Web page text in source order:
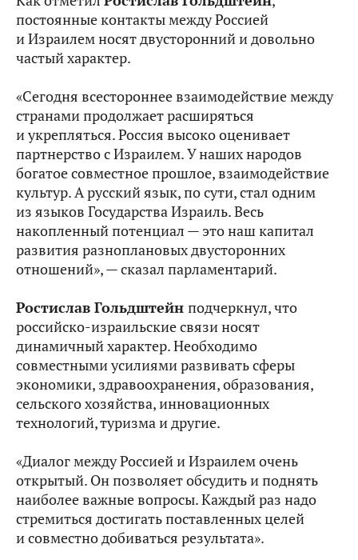
постоянные контакты между Россией
и Израилем носят двусторонний и довольно
частый характер.
«Сегодня всестороннее взаимодействие между
странами продолжает расширяться
и укрепляться. Россия высоко оценивает
партнерство с Израилем. У наших народов
богатое совместное прошлое, взаимодействие
культур. А русский язык, по сути, стал одним
из языков Государства Израиль. Весь
накопленный потенциал — это наш капитал
развития разноплановых двусторонних
отношений», — сказал парламентарий.
Ростислав Гольдштейн подчеркнул, что
российско-израильские связи носят
динамичный характер. Необходимо
совместными усилиями развивать сферы
экономики, здравоохранения, образования,
сельского хозяйства, инновационных
технологий, туризма и другие.
«Диалог между Россией и Израилем очень
открытый. Он позволяет обсудить и поднять
наиболее важные вопросы. Каждый раз надо
стремиться достигать поставленных целей
и совместно добиваться результата».